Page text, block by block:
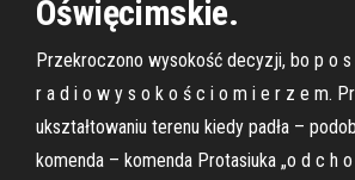
Oświęcimskie.
Przekroczono wysokość decyzji, bo p o s
r a d i o w y s o k o ś c i o m i e r z e m.
ukształtowaniu terenu kiedy padła –
komenda – komenda Protasiuka „o d c h